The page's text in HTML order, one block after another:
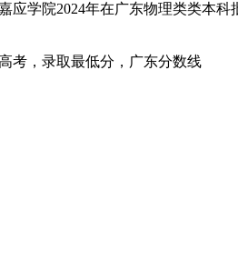
学院2024年在广东物理类类本